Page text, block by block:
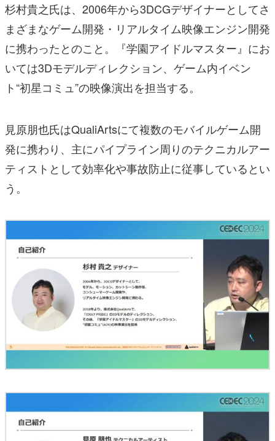
杉村貴之氏は、2006年から3DCGデザイナーとしてさ
まざまなゲーム開発・リアルタイム映像エンジン開発
に携わったとのこと。『学園アイドルマスター』にお
いては3Dモデルディレクション、ゲーム内イベン
ト“初星コミュ”の映像演出を担当する。
見原朋也氏はQualiArtsにて複数のモバイルゲーム開
発に携わり、主にパイプライン周りのテクニカルアー
ティストとして効率化や事故防止に従事しているとい
う。